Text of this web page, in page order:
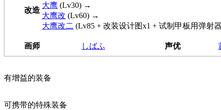
改造
大鹰 (Lv30) →
大鹰改 (Lv60) →
大鹰改二 (Lv85 + 改装设计图x1 + 试制甲板用弹射
画师 しばふ 声优
有增益的装备
可携带的特殊装备